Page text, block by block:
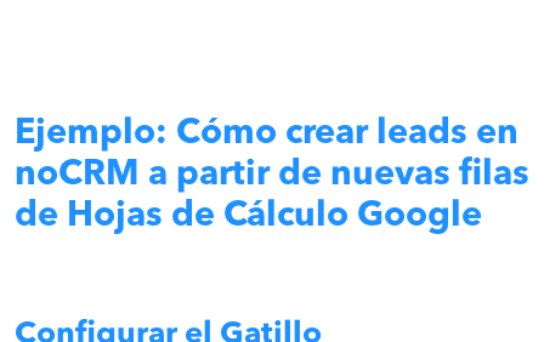
Ejemplo: Cómo crear leads en
noCRM a partir de nuevas filas
de Hojas de Cálculo Google
Configurar el Gatillo